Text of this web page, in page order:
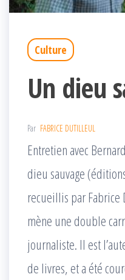
Culture
Un dieu
Par FABRICE DUTILLEUL
Entretien avec
dieu sauvage
recueillis par
mène une double
journaliste. Il est
de livres, et a été